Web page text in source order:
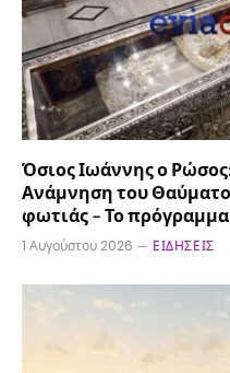
Όσιος Ιωάννης ο
Ανάμνηση του
φωτιάς – Το πρόγραμμα
1 Αυγούστου 2026 ΕΙΔΉΣΕΙΣ